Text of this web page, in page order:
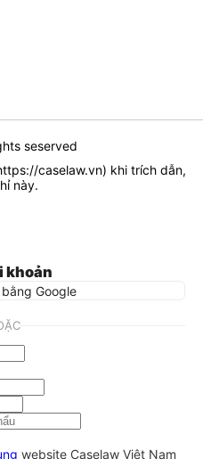
seserved
caselaw.vn) khi trích dẫn,
này.
khoản
Google
website Caselaw Việt Nam